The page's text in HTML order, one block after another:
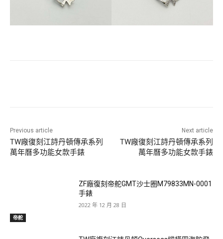
Previous article
TW廠復刻江詩丹頓傳承系列
萬年曆多功能女款手錶
Next article
TW廠復刻江詩丹頓傳承系列
萬年曆多功能女款手錶
帝舵
ZF廠復刻帝舵GMT沙士圈M79833MN-0001
手錶
2022 年 12 月 28 日